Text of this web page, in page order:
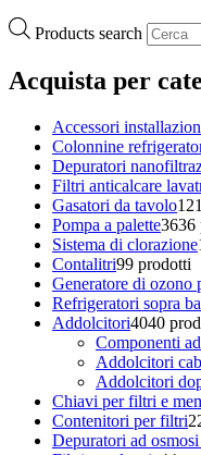
Products search
Acquista per
Accessori
Colonnine
Depuratori
Filtri anticalcare
Gasatori da tavolo12
Pompa a palette3636
Sistema di clorazione
Contalitri99 prodotti
Generatore di ozono
Refrigeratori sopra
Addolcitori4040
Componenti
Addolcitori
Addolcitori
Chiavi per filtri e
Contenitori per filtri
Depuratori ad